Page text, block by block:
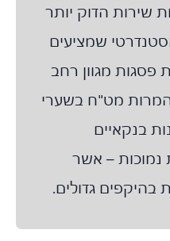
הדוק יותר
שמציעים
מגוון רחב
מט"ח בשערי
– אשר
גדולים.